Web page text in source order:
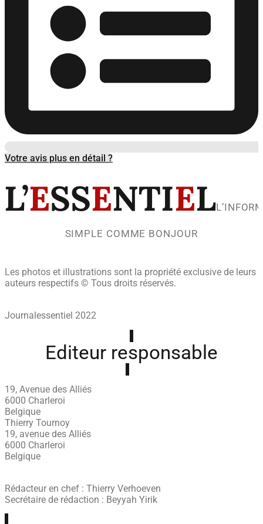
Votre avis plus en détail ?
L’ESSENTIEL
SIMPLE COMME BONJOUR
Les photos et illustrations sont la propriété exclusive de leurs
auteurs respectifs © Tous droits réservés.
Journalessentiel 2022
Editeur responsable
19, Avenue des Alliés
6000 Charleroi
Belgique
Thierry Tournoy
19, avenue des Alliés
6000 Charleroi
Belgique
Rédacteur en chef : Thierry Verhoeven
Secrétaire de rédaction : Beyyah Yirik